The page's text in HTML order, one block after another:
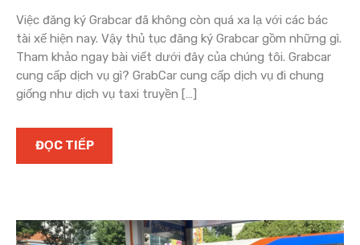
Việc đăng ký Grabcar đã không còn quá xa lạ với các bác
tài xế hiện nay. Vậy thủ tục đăng ký Grabcar gồm những gì.
Tham khảo ngay bài viết dưới đây của chúng tôi. Grabcar
cung cấp dịch vụ gì? GrabCar cung cấp dịch vụ đi chung
giống như dịch vụ taxi truyền […]
ĐỌC TIẾP